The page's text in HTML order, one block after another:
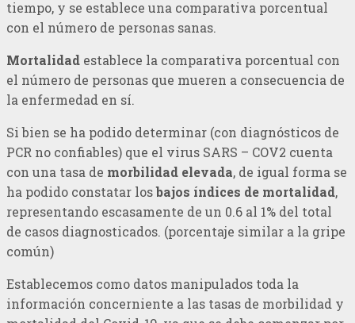
tiempo, y se establece una comparativa porcentual
con el número de personas sanas.
Mortalidad establece la comparativa porcentual con
el número de personas que mueren a consecuencia de
la enfermedad en sí.
Si bien se ha podido determinar (con diagnósticos de
PCR no confiables) que el virus SARS – COV2 cuenta
con una tasa de morbilidad elevada, de igual forma se
ha podido constatar losbajos índices de mortalidad,
representando escasamente de un 0.6 al 1% del total
de casos diagnosticados. (porcentaje similar a la gripe
común)
Establecemos como datos manipulados toda la
información concerniente a las tasas de morbilidad y